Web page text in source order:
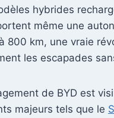
hybrides
même une
800 km, une vraie
les escapades
de BYD est
majeurs tels que le